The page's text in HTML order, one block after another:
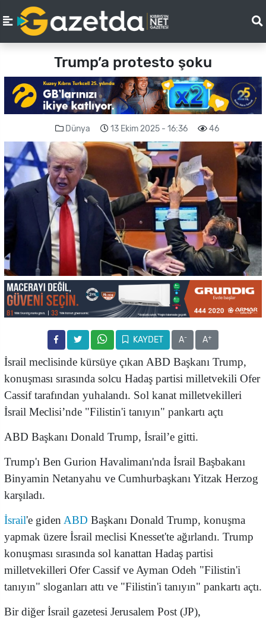
Trump’a protesto şoku
Dünya 13 Ekim 2025 - 16:36 46
KAYDET A- A+
İsrail meclisinde kürsüye çıkan ABD Başkanı Trump,
konuşması sırasında solcu Hadaş partisi milletvekili Ofer
Cassif tarafından yuhalandı. Sol kanat milletvekilleri
İsrail Meclisi’nde "Filistin'i tanıyın" pankartı açtı
ABD Başkanı Donald Trump, İsrail’e gitti.
Trump'ı Ben Gurion Havalimanı'nda İsrail Başbakanı
Binyamin Netanyahu ve Cumhurbaşkanı Yitzak Herzog
karşıladı.
İsrail'e giden ABD Başkanı Donald Trump, konuşma
yapmak üzere İsrail meclisi Knesset'te ağırlandı. Trump
konuşması sırasında sol kanattan Hadaş partisi
milletvekilleri Ofer Cassif ve Ayman Odeh "Filistin'i
tanıyın" sloganları attı ve "Filistin'i tanıyın" pankartı açtı.
Bir diğer İsrail gazetesi Jerusalem Post (JP),